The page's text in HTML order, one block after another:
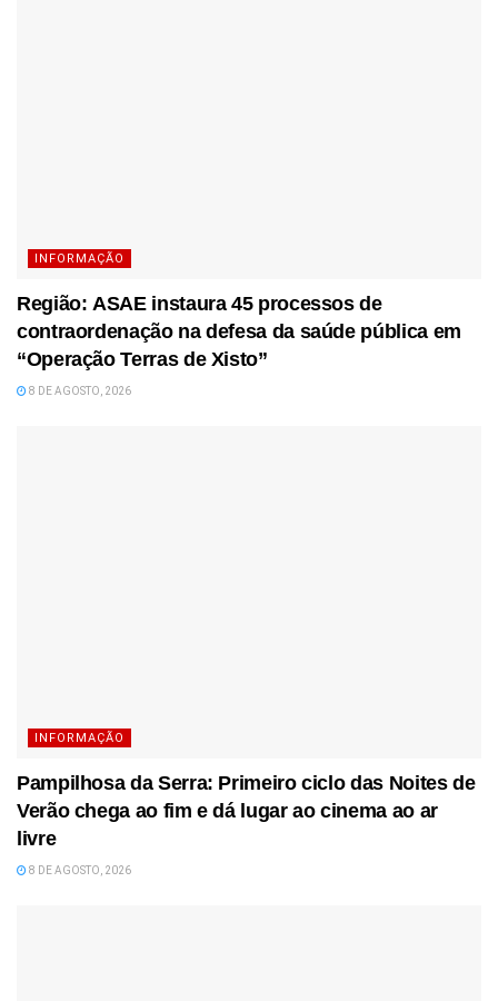
INFORMAÇÃO
Região: ASAE instaura 45 processos de
contraordenação na defesa da saúde pública em
“Operação Terras de Xisto”
8 DE AGOSTO, 2026
INFORMAÇÃO
Pampilhosa da Serra: Primeiro ciclo das Noites de
Verão chega ao fim e dá lugar ao cinema ao ar
livre
8 DE AGOSTO, 2026